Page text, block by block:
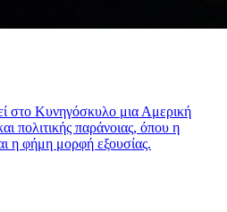
στο Κυνηγόσκυλο μια Αμερική
πολιτικής παράνοιας, όπου η
η φήμη μορφή εξουσίας.